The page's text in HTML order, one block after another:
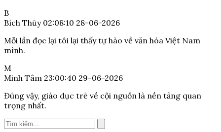
B
Bích Thủy 02:08:10 28-06-2026
Mỗi lần đọc lại tôi lại thấy tự hào về văn hóa Việt Nam
mình.
M
Minh Tâm 23:00:40 29-06-2026
Đúng vậy, giáo dục trẻ về cội nguồn là nền tảng quan
trọng nhất.